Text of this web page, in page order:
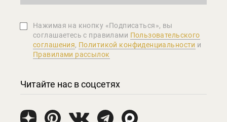
Нажимая на кнопку «Подписаться», вы
соглашаетеcь с правилами Пользовательского
соглашения, Политикой конфиденциальности и
Правилами рассылок
Читайте нас в соцсетях